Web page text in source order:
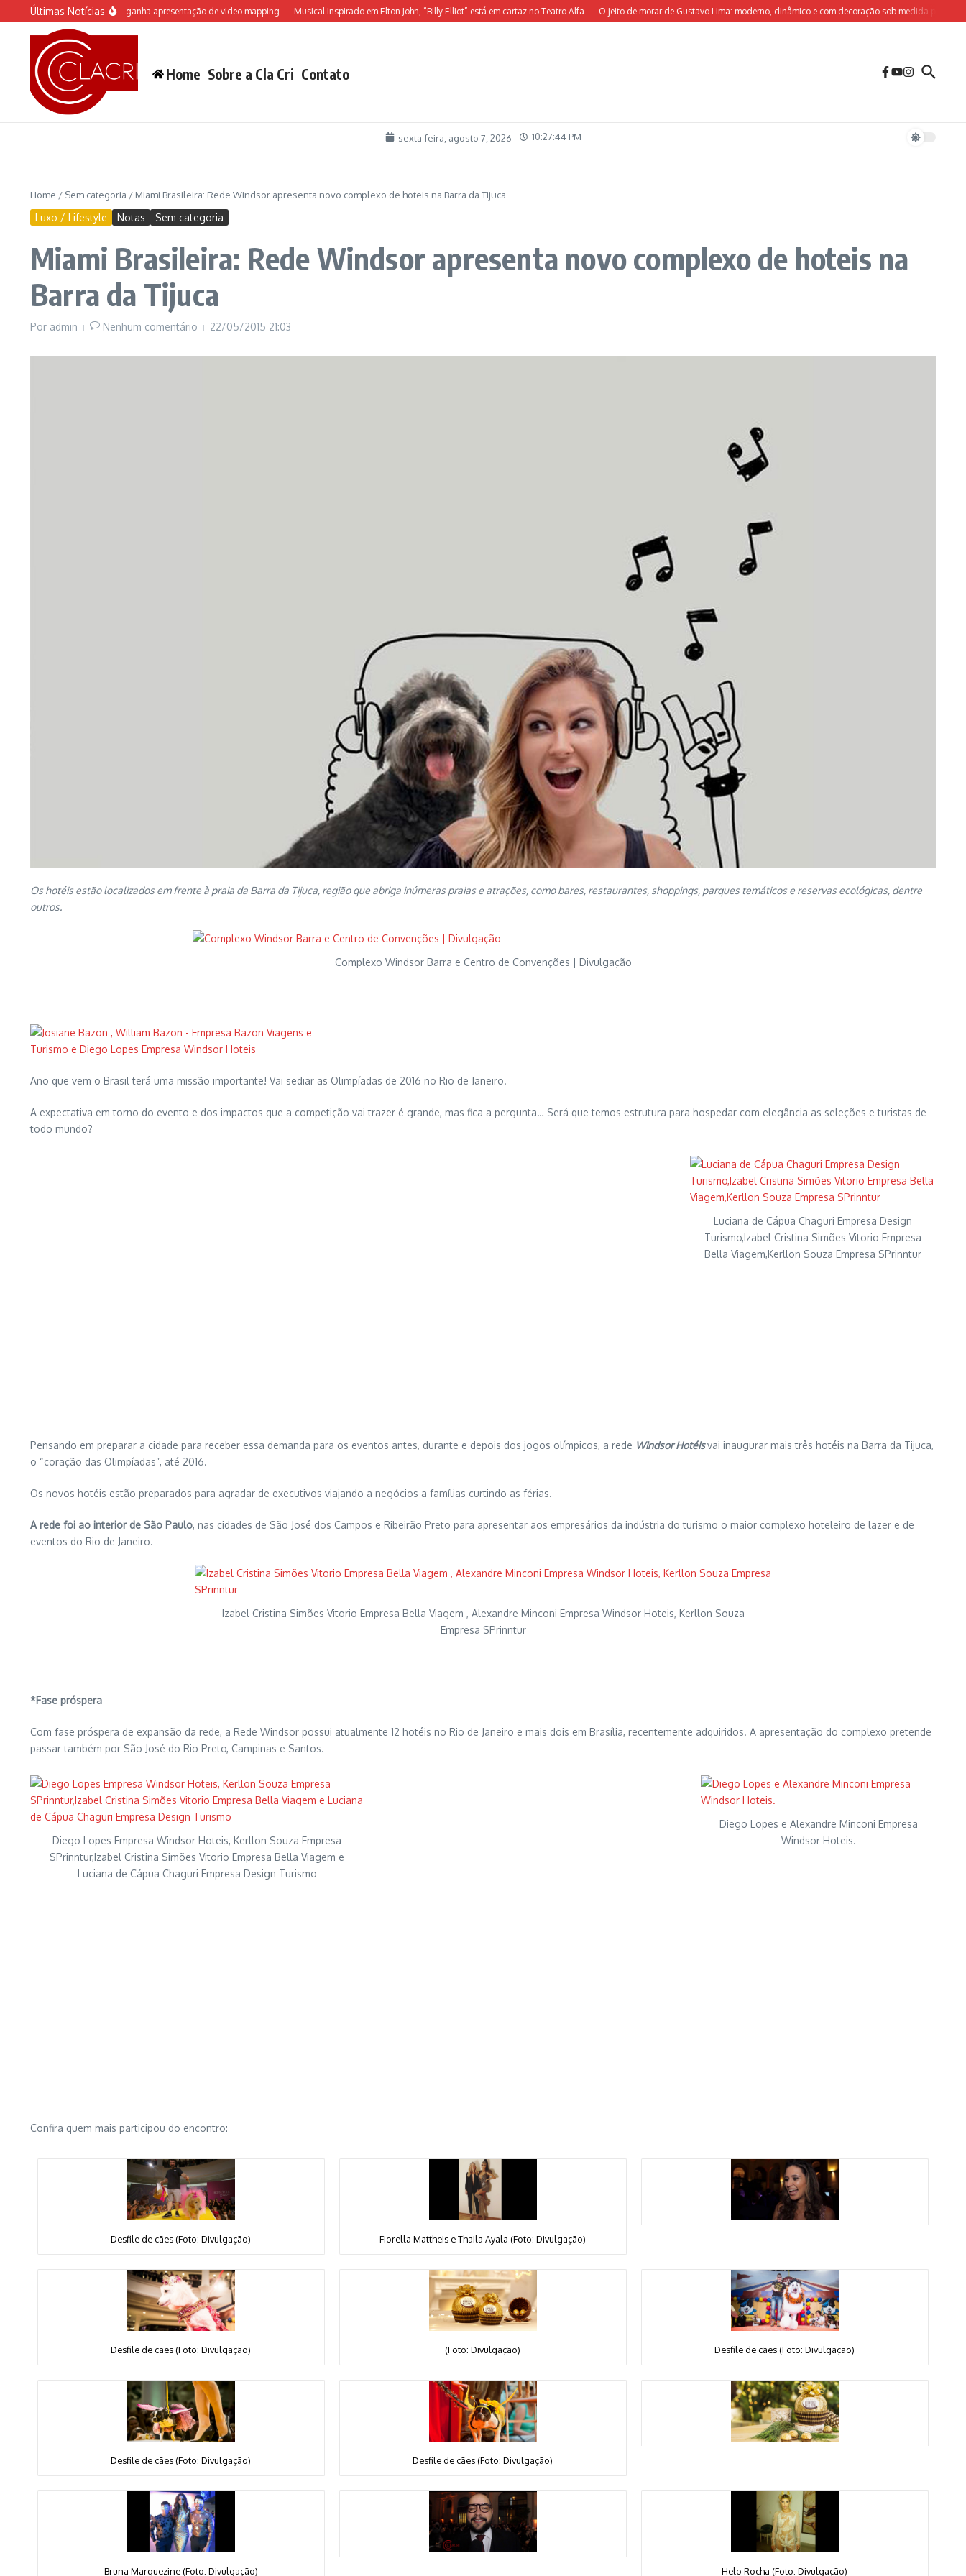
Ir para o conteúdo
Últimas Notícias
do Castelo “Rá-Tim-Bum ganha apresentação de video mapping Musical inspirado em Elton John, “Billy Elliot” está em cartaz no Teatro Alfa O jeito de morar de Gustavo Lima: moderno, dinâmico e com decoração sob medida para o olhar
Home Sobre a Cla Cri Contato
sexta-feira, agosto 7, 2026 10:27:45 PM
Home / Sem categoria / Miami Brasileira: Rede Windsor apresenta novo complexo de hoteis na Barra da Tijuca
Luxo / Lifestyle Notas Sem categoria
Miami Brasileira: Rede Windsor apresenta novo complexo de hoteis na
Barra da Tijuca
Por admin Nenhum comentário 22/05/2015 21:03
Os hotéis estão localizados em frente à praia da Barra da Tijuca, região que abriga inúmeras praias e atrações, como bares, restaurantes, shoppings, parques temáticos e reservas ecológicas, dentre
outros.
Complexo Windsor Barra e Centro de Convenções | Divulgação
Ano que vem o Brasil terá uma missão importante! Vai sediar as Olimpíadas de 2016 no Rio de Janeiro.
A expectativa em torno do evento e dos impactos que a competição vai trazer é grande, mas fica a pergunta… Será que temos estrutura para hospedar com elegância as seleções e turistas de
todo mundo?
Luciana de Cápua Chaguri Empresa Design
Turismo,Izabel Cristina Simões Vitorio Empresa
Bella Viagem,Kerllon Souza Empresa SPrinntur
Pensando em preparar a cidade para receber essa demanda para os eventos antes, durante e depois dos jogos olímpicos, a rede Windsor Hotéisvai inaugurar mais três hotéis na Barra da Tijuca,
o “coração das Olimpíadas”, até 2016.
Os novos hotéis estão preparados para agradar de executivos viajando a negócios a famílias curtindo as férias.
A rede foi ao interior de São Paulo, nas cidades de São José dos Campos e Ribeirão Preto para apresentar aos empresários da indústria do turismo o maior complexo hoteleiro de lazer e de
eventos do Rio de Janeiro.
Izabel Cristina Simões Vitorio Empresa Bella Viagem , Alexandre Minconi Empresa Windsor Hoteis, Kerllon Souza
Empresa SPrinntur
*Fase próspera
Com fase próspera de expansão da rede, a Rede Windsor possui atualmente 12 hotéis no Rio de Janeiro e mais dois em Brasília, recentemente adquiridos. A apresentação do complexo pretende
passar também por São José do Rio Preto, Campinas e Santos.
Diego Lopes Empresa Windsor Hoteis, Kerllon Souza Empresa
SPrinntur,Izabel Cristina Simões Vitorio Empresa Bella Viagem e
Luciana de Cápua Chaguri Empresa Design Turismo
Diego Lopes e Alexandre Minconi Empresa
Windsor Hoteis.
Confira quem mais participou do encontro:
Desfile de cães (Foto: Divulgação) Fiorella Mattheis e Thaila Ayala (Foto: Divulgação)
Desfile de cães (Foto: Divulgação) (Foto: Divulgação) Desfile de cães (Foto: Divulgação)
Desfile de cães (Foto: Divulgação) Desfile de cães (Foto: Divulgação)
Bruna Marquezine (Foto: Divulgação) Helo Rocha (Foto: Divulgação)